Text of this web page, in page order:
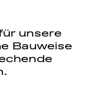
unsere
Bauweise